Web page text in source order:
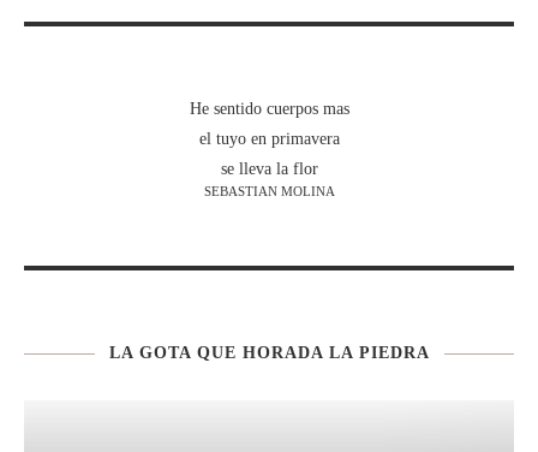
He sentido cuerpos mas
el tuyo en primavera
se lleva la flor
SEBASTIAN MOLINA
LA GOTA QUE HORADA LA PIEDRA